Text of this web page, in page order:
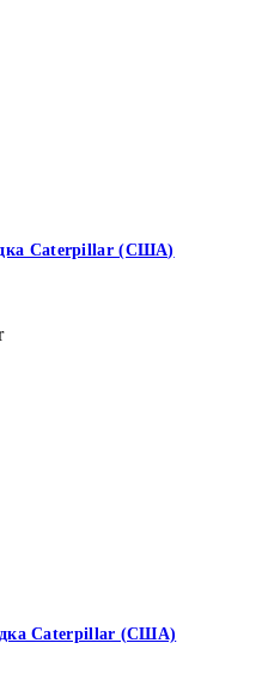
Caterpillar (США)
Caterpillar (США)